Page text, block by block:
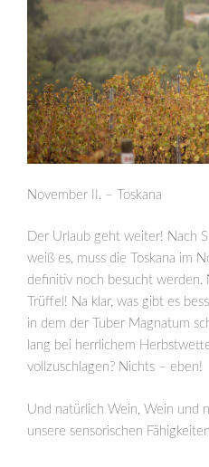
November II. – Toskana
Der Urlaub geht weiter! Nach
weiß es, muss die Toskana im
definitiv noch besucht werden.
Trüffel! Na klar, was gibt es
in dem der Tuber Magnatum
lang bei herrlichem
vollzuschlagen? Nichts – eben!
Und natürlich Wein, Wein und
unsere sensorischen